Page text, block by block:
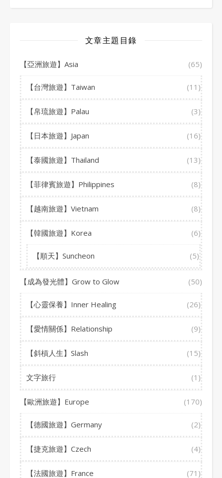
文章主題目錄
【亞洲旅遊】Asia (65)
【台灣旅遊】Taiwan (11)
【帛琉旅遊】Palau (3)
【日本旅遊】Japan (16)
【泰國旅遊】Thailand (13)
【菲律賓旅遊】Philippines (8)
【越南旅遊】Vietnam (8)
【韓國旅遊】Korea (6)
【順天】Suncheon (5)
【成為發光體】Grow to Glow (50)
【心靈保養】Inner Healing (26)
【愛情關係】Relationship (9)
【斜槓人生】Slash (15)
文字旅行 (1)
【歐洲旅遊】Europe (170)
【德國旅遊】Germany (2)
【捷克旅遊】Czech (4)
【法國旅遊】France (71)